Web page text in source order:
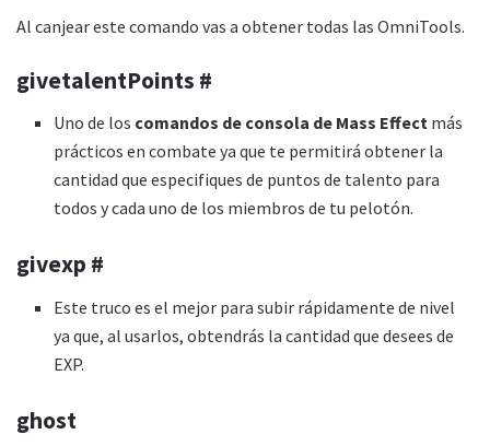
Al canjear este comando vas a obtener todas las OmniTools.
givetalentPoints #
Uno de los comandos de consola de Mass Effect más
prácticos en combate ya que te permitirá obtener la
cantidad que especifiques de puntos de talento para
todos y cada uno de los miembros de tu pelotón.
givexp #
Este truco es el mejor para subir rápidamente de nivel
ya que, al usarlos, obtendrás la cantidad que desees de
EXP.
ghost